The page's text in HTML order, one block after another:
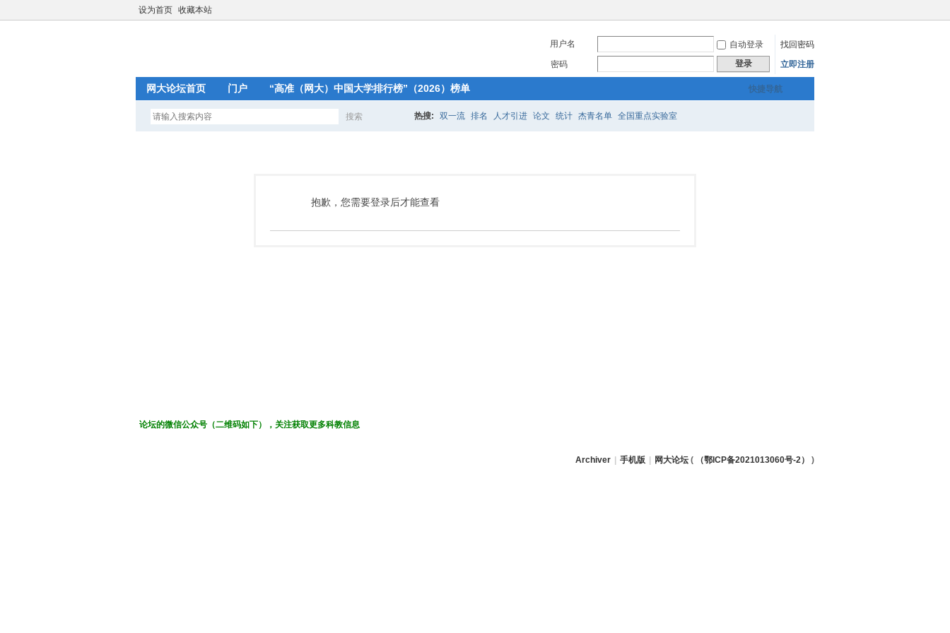
设为首页 收藏本站
用户名 自动登录
找回密码
密码
登录 立即注册
快捷导航
网大论坛首页 门户 “高准（网大）中国大学排行榜”（2026）榜单
搜索
索
热搜: 双一流 排名 人才引进 论文 统计 杰青名单 全国重点实验室
抱歉，您需要登录后才能查看
论坛的微信公众号（二维码如下），关注获取更多科教信息
Archiver 手机版 网大论坛 ( （鄂ICP备2021013060号-2） )